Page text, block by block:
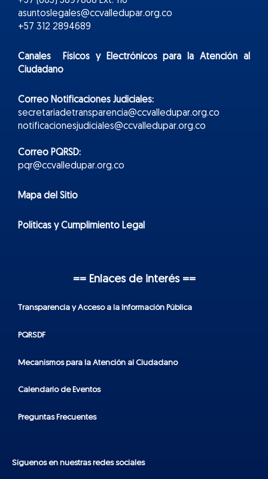
asuntoslegales@ccvalledupar.org.co
+57 312 2894689
Canales Físicos yElectrónicospara la Atención al
Ciudadano
Correo Notificaciones Judiciales:
secretariadetransparencia@ccvalledupar.org.co
notificacionesjudiciales@ccvalledupar.org.co
Correo PQRSD:
pqr@ccvalledupar.org.co
Mapa del Sitio
Políticas y Cumplimiento Legal
== Enlaces de interés ==
Transparencia y Acceso a la Información Pública
PQRSDF
Mecanismos para la Atención al Ciudadano
Calendario de Eventos
Preguntas Frecuentes
Síguenos en nuestras redes sociales